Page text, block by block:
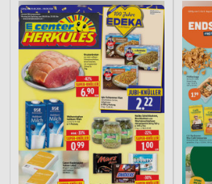
Funktional
Werbung